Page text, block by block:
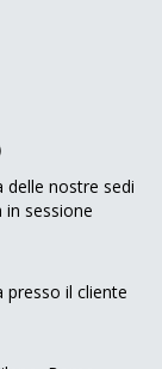
delle nostre sedi
sessione
presso il cliente